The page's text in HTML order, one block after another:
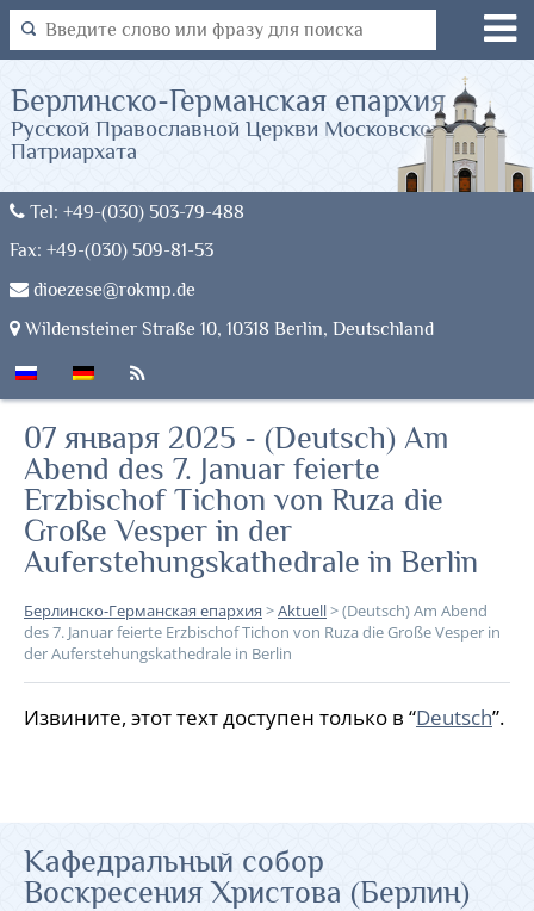
Tel: +49-(030) 503-79-488
Fax: +49-(030) 509-81-53
dioezese@rokmp.de
Wildensteiner Straße 10, 10318 Berlin, Deutschland
Берлинско-Германская епархия
Русской Православной Церкви Московского
Патриархата
07 января 2025 - (Deutsch) Am
Abend des 7. Januar feierte
Erzbischof Tichon von Ruza die
Große Vesper in der
Auferstehungskathedrale in Berlin
Берлинско-Германская епархия >Aktuell>(Deutsch) Am Abend
des 7. Januar feierte Erzbischof Tichon von Ruza die Große Vesper in
der Auferstehungskathedrale in Berlin
Извините, этот техт доступен только в “Deutsch”.
Кафедральный собор
Воскресения Христова (Берлин)